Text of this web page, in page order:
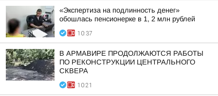
«Экспертиза на подлинность денег»
обошлась пенсионерке в 1, 2 млн рублей
10:37
В АРМАВИРЕ ПРОДОЛЖАЮТСЯ РАБОТЫ
ПО РЕКОНСТРУКЦИИ ЦЕНТРАЛЬНОГО
СКВЕРА
10:21